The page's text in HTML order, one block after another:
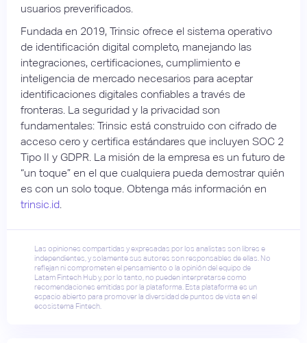
usuarios preverificados.
Fundada en 2019, Trinsic ofrece el sistema operativo
de identificación digital completo, manejando las
integraciones, certificaciones, cumplimiento e
inteligencia de mercado necesarios para aceptar
identificaciones digitales confiables a través de
fronteras. La seguridad y la privacidad son
fundamentales: Trinsic está construido con cifrado de
acceso cero y certifica estándares que incluyen SOC 2
Tipo II y GDPR. La misión de la empresa es un futuro de
“un toque” en el que cualquiera pueda demostrar quién
es con un solo toque. Obtenga más información en
trinsic.id
Las opiniones compartidas y expresadas por los analistas son libres e
independientes, y solamente sus autores son responsables de ellas. No
reflejan ni comprometen el pensamiento o la opinión del equipo de
Latam Fintech Hub y, por lo tanto, no pueden interpretarse como
recomendaciones emitidas por la plataforma. Esta plataforma es un
espacio abierto para promover la diversidad de puntos de vista en el
ecosistema Fintech.